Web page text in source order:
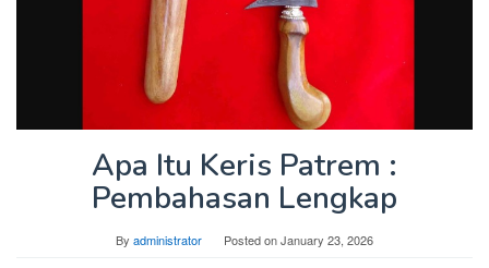
Apa Itu Keris Patrem :
Pembahasan Lengkap
By administrator Posted onJanuary 23, 2026